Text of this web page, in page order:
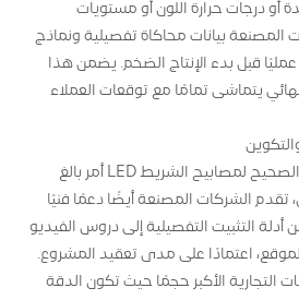
أو درجات حرارة اللون أو مستويات
بيانات محاكاة تفصيلية ونماذج
قبل بدء الإنتاج الضخم. يضمن هذا
يتماشى تمامًا مع توقعات العملاء
من خلال إدراك أن التثبيت الصحيح لمصابيح الشريط LED أمر بالغ
تقدم الشركات المصنعة أيضًا دعمًا فنيًا
التثبيت التفصيلية إلى دروس الفيديو
اعتمادًا على مدى تعقيد المشروع.
الأكبر حجمًا حيث تكون الدقة